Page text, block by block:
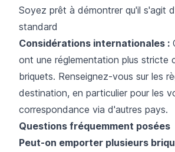
Soyez prêt à démontrer qu'il s'agit
standard
Considérations internationales :
ont une réglementation plus stricte
briquets. Renseignez-vous sur les
destination, en particulier pour les
correspondance via d'autres pays.
Questions fréquemment posées
Peut-on emporter plusieurs